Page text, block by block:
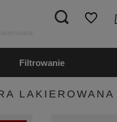
Filtrowanie
LAKIEROWANA